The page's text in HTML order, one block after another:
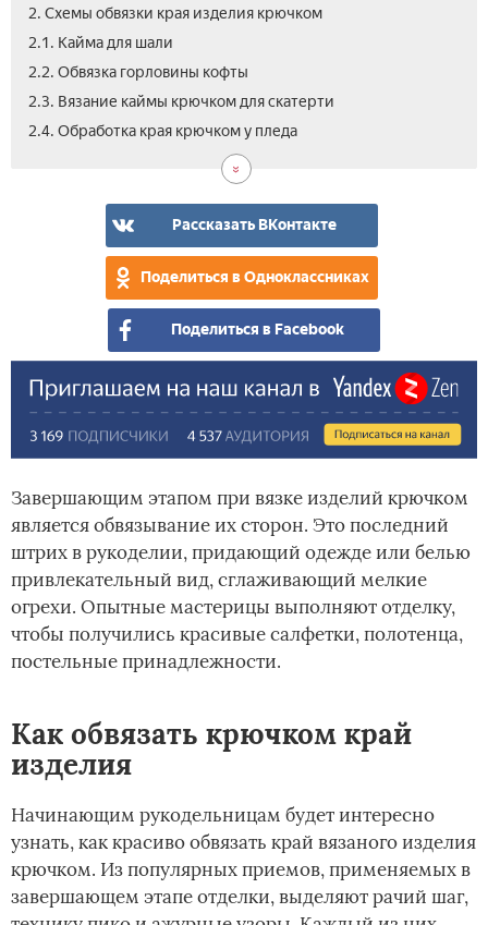
2. Схемы обвязки края изделия крючком
2.1. Кайма для шали
2.2. Обвязка горловины кофты
2.3. Вязание каймы крючком для скатерти
2.4. Обработка края крючком у пледа
Рассказать ВКонтакте
Поделиться в Одноклассниках
Поделиться в Facebook
Завершающим этапом при вязке изделий крючком
является обвязывание их сторон. Это последний
штрих в рукоделии, придающий одежде или белью
привлекательный вид, сглаживающий мелкие
огрехи. Опытные мастерицы выполняют отделку,
чтобы получились красивые салфетки, полотенца,
постельные принадлежности.
Как обвязать крючком край
изделия
Начинающим рукодельницам будет интересно
узнать, как красиво обвязать край вязаного изделия
крючком. Из популярных приемов, применяемых в
завершающем этапе отделки, выделяют рачий шаг,